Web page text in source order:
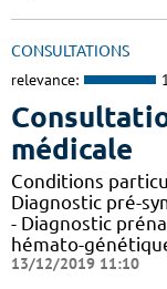
CONSULTATIONS
relevance:
médicale
Conditions
Diagnostic pré-
- Diagnostic
hémato-
13/12/2019 11:10